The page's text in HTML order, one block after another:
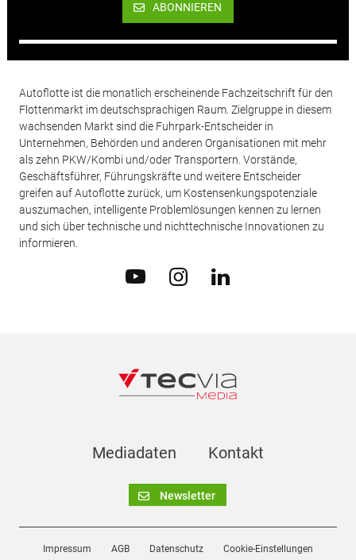
ABONNIEREN
Autoflotte ist die monatlich erscheinende Fachzeitschrift für den
Flottenmarkt im deutschsprachigen Raum. Zielgruppe in diesem
wachsenden Markt sind die Fuhrpark-Entscheider in
Unternehmen, Behörden und anderen Organisationen mit mehr
als zehn PKW/Kombi und/oder Transportern. Vorstände,
Geschäftsführer, Führungskräfte und weitere Entscheider
greifen auf Autoflotte zurück, um Kostensenkungspotenziale
auszumachen, intelligente Problemlösungen kennen zu lernen
und sich über technische und nichttechnische Innovationen zu
informieren.
Mediadaten Kontakt
Newsletter
Impressum AGB Datenschutz Cookie-Einstellungen